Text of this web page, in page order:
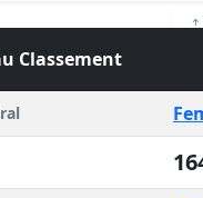
Classement